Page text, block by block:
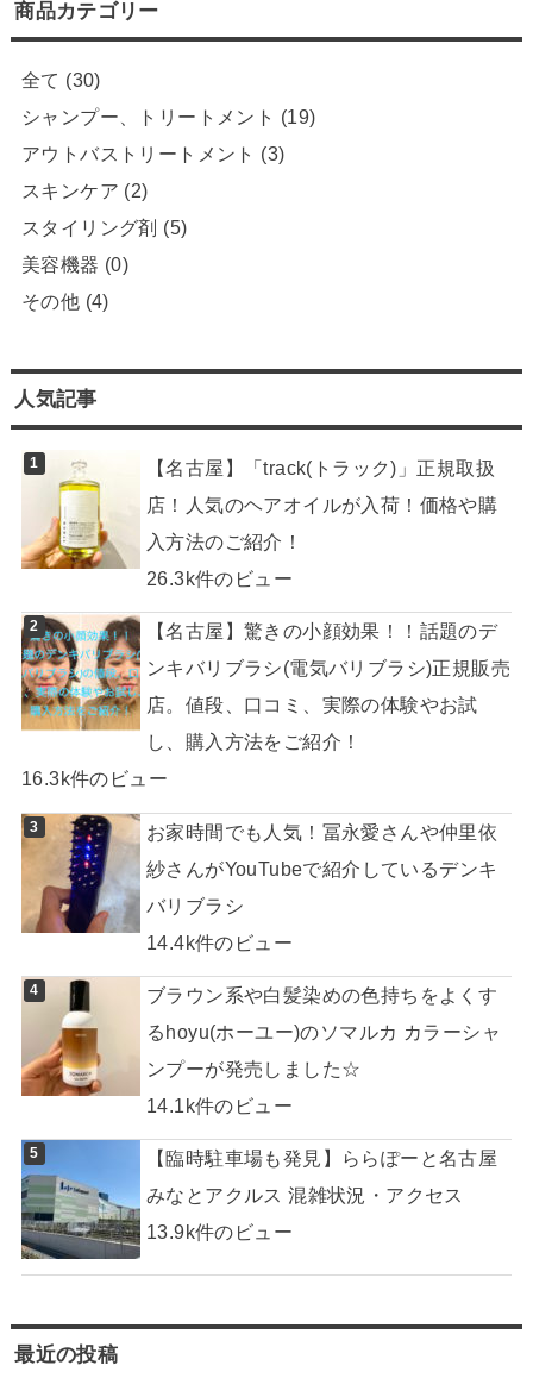
商品カテゴリー
全て (30)
シャンプー、トリートメント (19)
アウトバストリートメント (3)
スキンケア (2)
スタイリング剤 (5)
美容機器 (0)
その他 (4)
人気記事
【名古屋】「track(トラック)」正規取扱
店！人気のヘアオイルが入荷！価格や購
入方法のご紹介！
26.3k件のビュー
【名古屋】驚きの小顔効果！！話題のデ
ンキバリブラシ(電気バリブラシ)正規販売
店。値段、口コミ、実際の体験やお試
し、購入方法をご紹介！
16.3k件のビュー
お家時間でも人気！冨永愛さんや仲里依
紗さんがYouTubeで紹介しているデンキ
バリブラシ
14.4k件のビュー
ブラウン系や白髪染めの色持ちをよくす
るhoyu(ホーユー)のソマルカ カラーシャ
ンプーが発売しました☆
14.1k件のビュー
【臨時駐車場も発見】ららぽーと名古屋
みなとアクルス 混雑状況・アクセス
13.9k件のビュー
最近の投稿